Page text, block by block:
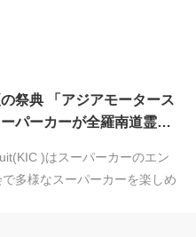
祭典 「アジアモータース
パーカーが全羅南道霊…
)はスーパーカーのエン
多様なスーパーカーを楽しめ